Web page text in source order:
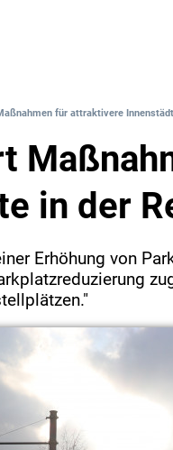
für attraktivere
in der
Erhöhung von